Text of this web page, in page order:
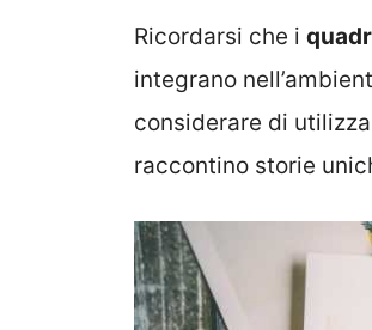
Ricordarsi che i
integrano
considerare di
raccontino storie